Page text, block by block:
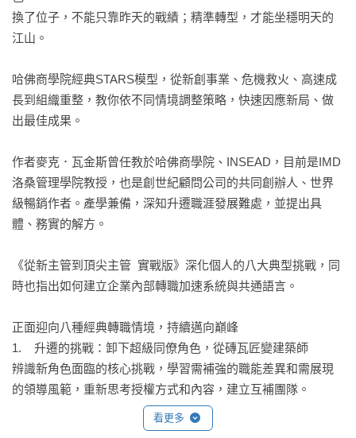
換了位子，不能只靠昨天的戰績；精準轉型，才能坐穩明天的
江山。
哈佛商學院經典STARS模型，從新創事業、危機救火、高速成
長到組織重整，教你依不同情境調整策略，快速因應新局、做
出最佳成果。
作者麥克．瓦金斯曾任教於哈佛商學院、INSEAD，目前是IMD
洛桑管理學院教授，也是創世紀顧問公司的共同創辦人、世界
級暢銷作者。產學兼備，深知升遷職涯發展難處，並提出具
體、務實的解方。
《從新主管到頂尖主管  實戰版》深化個人的八大典型挑戰，同
時也指出如何建立企業內部轉職加速系統與共通語言。
正面迎向八種經典轉職情境，持續邁向巔峰
1.    升遷的挑戰：卸下超級同僚角色，從磚瓦匠變建築師
辨識新角色面臨的核心挑戰，學習需補強的職能差異和需展現
的領導風範，重新思考授權方式和內容，建立互補團隊。
2.    領導昔日同儕的挑戰：與上司、新舊同事的關係再造是關鍵
看更多